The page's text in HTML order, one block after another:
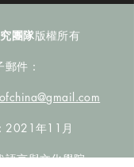
團隊版權所有
郵件：
2021年11月
語言與文化學院